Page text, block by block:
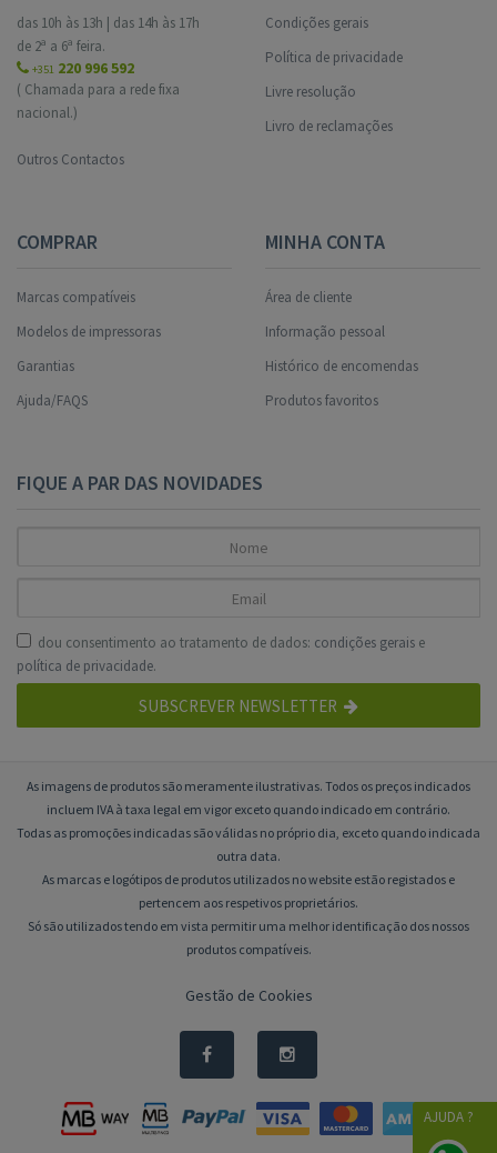
das 10h às 13h | das 14h às 17h
de 2ª a 6ª feira.
+351 220 996 592
( Chamada para a rede fixa
nacional.)
Outros Contactos
Condições gerais
Política de privacidade
Livre resolução
Livro de reclamações
COMPRAR
Marcas compatíveis
Modelos de impressoras
Garantias
Ajuda/FAQS
MINHA CONTA
Área de cliente
Informação pessoal
Histórico de encomendas
Produtos favoritos
FIQUE A PAR DAS NOVIDADES
dou consentimento ao tratamento de dados: condições gerais e
política de privacidade.
SUBSCREVER NEWSLETTER
As imagens de produtos são meramente ilustrativas. Todos os preços indicados
incluem IVA à taxa legal em vigor exceto quando indicado em contrário.
Todas as promoções indicadas são válidas no próprio dia, exceto quando indicada
outra data.
As marcas e logótipos de produtos utilizados no website estão registados e
pertencem aos respetivos proprietários.
Só são utilizados tendo em vista permitir uma melhor identificação dos nossos
produtos compatíveis.
Gestão de Cookies
AJUDA ?